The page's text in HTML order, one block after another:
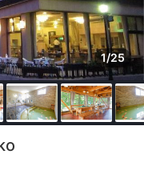
1/25